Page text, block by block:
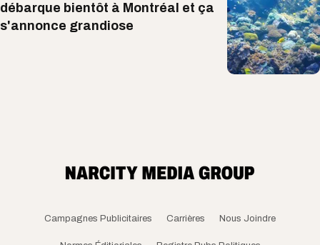
débarque bientôt à Montréal et ça
s'annonce grandiose
Campagnes Publicitaires Carrières Nous Joindre